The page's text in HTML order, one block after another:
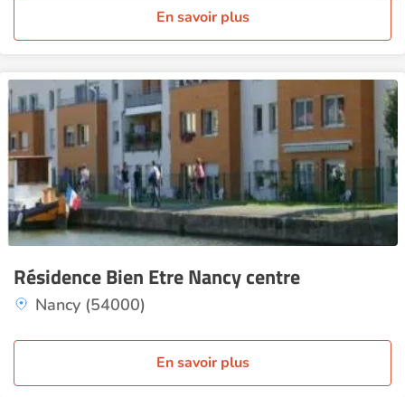
En savoir plus
Résidence Bien Etre Nancy centre
Nancy (54000)
En savoir plus